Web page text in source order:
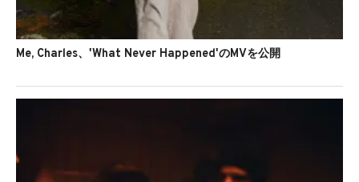
Me, Charles、'What Never Happened'のMVを公開